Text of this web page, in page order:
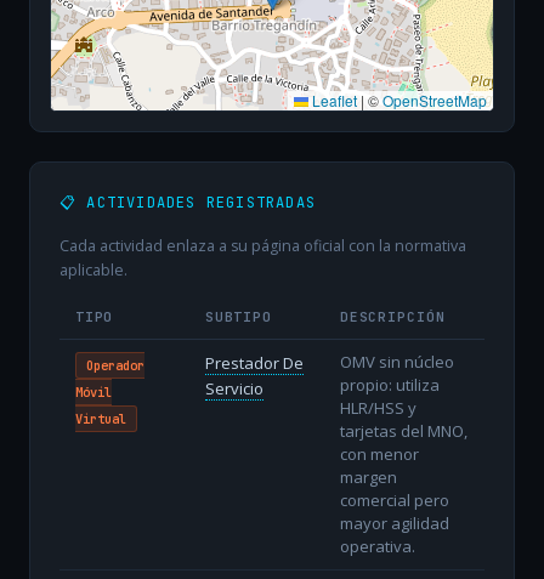
Leaflet | ©OpenStreetMap
📋 ACTIVIDADES REGISTRADAS
Cada actividad enlaza a su página oficial con la normativa
aplicable.
TIPO SUBTIPO DESCRIPCIÓN
Operador
Móvil
Virtual
Prestador De
Servicio
OMV sin núcleo
propio: utiliza
HLR/HSS y
tarjetas del MNO,
con menor
margen
comercial pero
mayor agilidad
operativa.